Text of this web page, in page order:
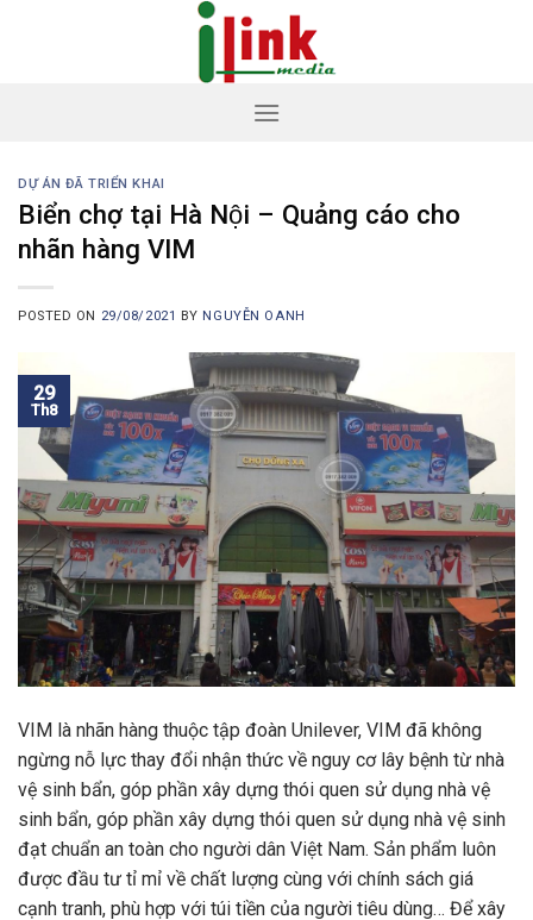
DỰ ÁN ĐÃ TRIỂN KHAI
Biển chợ tại Hà Nội – Quảng cáo cho
nhãn hàng VIM
POSTED ON 29/08/2021 BY NGUYỄN OANH
29
Th8
VIM là nhãn hàng thuộc tập đoàn Unilever, VIM đã không
ngừng nỗ lực thay đổi nhận thức về nguy cơ lây bệnh từ nhà
vệ sinh bẩn, góp phần xây dựng thói quen sử dụng nhà vệ
sinh bẩn, góp phần xây dựng thói quen sử dụng nhà vệ sinh
đạt chuẩn an toàn cho người dân Việt Nam. Sản phẩm luôn
được đầu tư tỉ mỉ về chất lượng cùng với chính sách giá
cạnh tranh, phù hợp với túi tiền của người tiêu dùng… Để xây